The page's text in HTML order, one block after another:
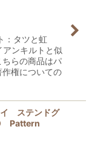
：タツと虹
ンキルトと似
らの商品はパ
権についての
イ ステンドグ
Pattern